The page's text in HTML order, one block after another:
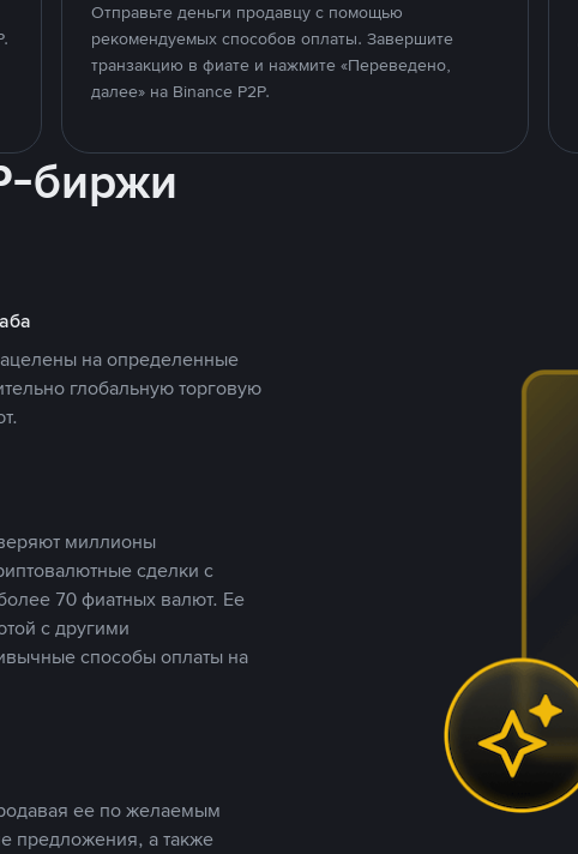
Отправьте деньги продавцу с помощью
рекомендуемых способов оплаты. Завершите
транзакцию в фиате и нажмите «Переведено,
далее» на Binance P2P.
биржи
на определенные
глобальную торговую
миллионы
сделки с
70 фиатных валют. Ее
с другими
способы оплаты на
ее по желаемым
предложения, а также